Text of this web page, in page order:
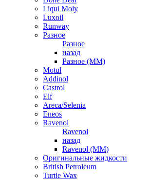
Liqui Moly
Luxoil
Runway
Разное
Разное
назад
Разное (ММ)
Motul
Addinol
Castrol
Elf
Areca/Selenia
Eneos
Ravenol
Ravenol
назад
Ravenol (ММ)
Оригинальные жидкости
British Petroleum
Turtle Wax